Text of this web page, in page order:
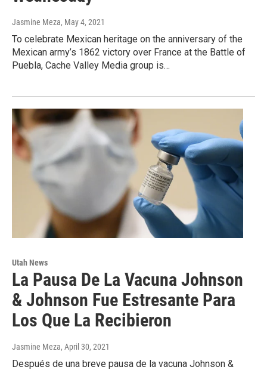
Jasmine Meza, May 4, 2021
To celebrate Mexican heritage on the anniversary of the
Mexican army’s 1862 victory over France at the Battle of
Puebla, Cache Valley Media group is…
Utah News
La Pausa De La Vacuna Johnson
& Johnson Fue Estresante Para
Los Que La Recibieron
Jasmine Meza, April 30, 2021
Después de una breve pausa de la vacuna Johnson &